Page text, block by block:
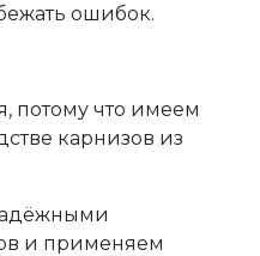
ошибок.
потому что имеем
карнизов из
и применяем